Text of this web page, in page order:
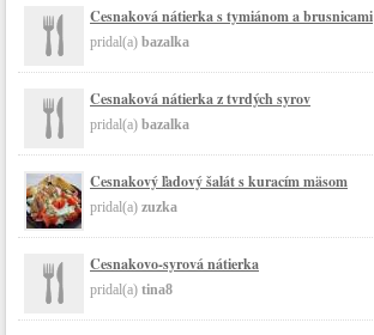
Cesnaková nátierka s tymiánom a brusnicami
pridal(a) bazalka
Cesnaková nátierka z tvrdých syrov
pridal(a) bazalka
Cesnakový ľadový šalát s kuracím mäsom
pridal(a) zuzka
Cesnakovo-syrová nátierka
pridal(a) tina8